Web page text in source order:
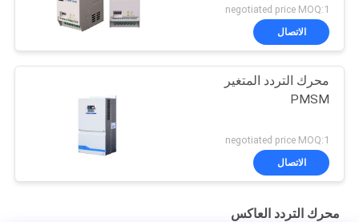
negotiated price MOQ:1
الاتصال
محرك التردد المتغير
PMSM
negotiated price MOQ:1
الاتصال
محرك التردد العاكس